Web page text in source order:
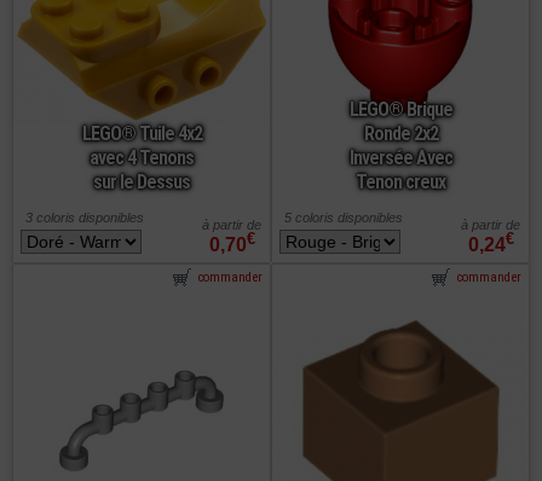
LEGO® Tuile 4x2
avec 4 Tenons
sur le Dessus
0,70€
à partir de
3 coloris disponibles
LEGO® Brique
Ronde 2x2
Inversée Avec
Tenon creux
0,24€
à partir de
5 coloris disponibles
commander commander